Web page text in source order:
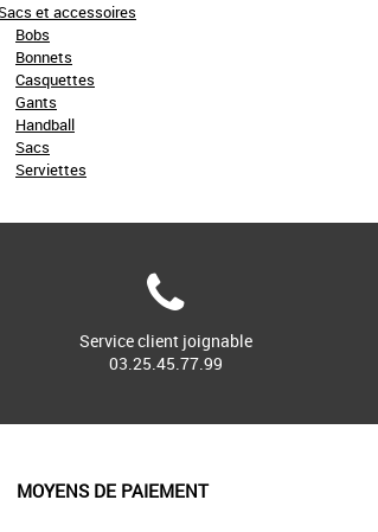
et accessoires
Bobs
Bonnets
Casquettes
Gants
Handball
Sacs
Serviettes
Service client joignable
03.25.45.77.99
MOYENS DE PAIEMENT